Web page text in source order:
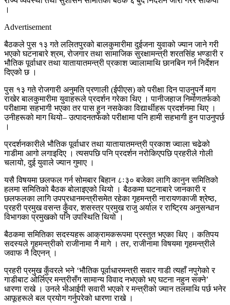
।
Advertisement
बैठकले पुस १३ गते ललितपुरको बालकुमारीमा दुईजना युवाको ज्यान जाने गरी
भएको घटनाबारे श्रम, रोजगार तथा सामाजिक सुरक्षामन्त्री शरतसिंह भण्डारी र
भौतिक पूर्वाधार तथा यातायातमन्त्री प्रकाश ज्वालामाथि छानबिन गर्न निर्देशन
दिएको छ ।
पुस १३ गते रोजगारी अनुमति प्रणाली (ईपीएस) को परीक्षा दिन पाउनुपर्ने माग
राखेर बालकुमारीमा युवाहरूले प्रदर्शन गरेका थिए । पानीजहाज निर्माणतर्फको
परीक्षामा सहभागी भएका तर पास हुन नसकेका विद्यार्थीहरू प्रदर्शनमा थिए ।
उनीहरूको माग थियो– उत्पादनतर्फको परीक्षामा पनि हामी सहभागी हुन पाउनुपर्छ
।
प्रदर्शनकारीले भौतिक पूर्वाधार तथा यातायातमन्त्री प्रकाश ज्वाला चढेको
गाडीमा आगो लगाइदिए । त्यसपछि पनि प्रदर्शन नरोकिएपछि प्रहरीले गोली
चलायो, दुई युवाले ज्यान गुमाए ।
यसै विषयमा छलफल गर्न सोमबार बिहान ८ः३० बजेका लागि कानुन समितिको
हलमा समितिको बैठक बोलाइएको थियो । बैठकमा घटनाबारे जानकारी र
छलफलका लागि उपप्रधानमन्त्रीसमेत रहेका गृहमन्त्री नारायणकाजी श्रेष्ठ,
प्रहरी प्रमुख वसन्त कुँवर, शसस्त्र प्रमुख राजु अर्याल र राष्ट्रिय अनुसन्धान
विभागका प्रमुखको पनि उपस्थिति थियो ।
बैठकमा समितिका सदस्यहरू आक्रामकरूपमा प्रस्तुत भएका थिए । कतिपय
सदस्यले गृहमन्त्रीको राजीनामा नै मागे । तर, राजीनामा विषयमा गृहमन्त्रीले
जवाफ नै दिएनन् ।
प्रहरी प्रमुख कुँवरले भने ‘भौतिक पूर्वाधारमन्त्री सवार गाडी त्यहाँ नपुगेको र
गाडीबाट ओर्लिएर मन्त्रीसँग सामान्य विवाद नभएको भए घटना नहुन सक्ने’
धारणा राखे । उनले भीआईपी सवारी भएको र मन्त्रीको ज्यान तलमाथि पर्छ भनेर
आफूहरूले बल प्रयोग गर्नुपरेको धारणा राखे ।